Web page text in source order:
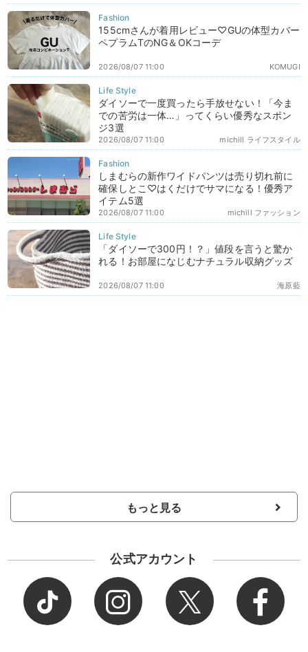
155cmさんが着用レビュー♡GUの体型カバー
ペプラムTのNG＆OKコーデ
KOMUGI
2026/08/07 11:00
ダイソーで一度買ったら手放せない！「今ま
での苦労は一体…」ってくらい優秀なスポン
ジ3選
michill ライフスタイル
2026/08/07 11:00
しまむらの新作ワイドパンツは売り切れ前に
確保しとこ♡はくだけでサマになる！優秀ア
イテム5選
michill ファッション
2026/08/07 11:00
「ダイソーで300円！？」値段を言うと驚か
れる！お部屋になじむナチュラル収納グッズ
海原藍
2026/08/07 11:00
もっと見る
公式アカウント